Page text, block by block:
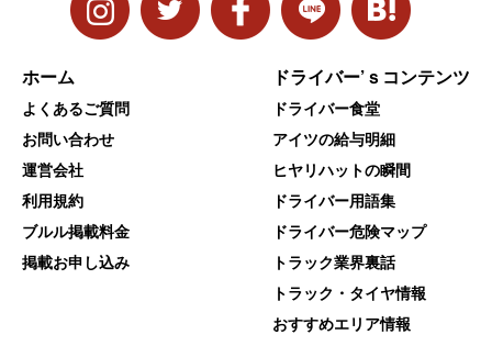
ホーム
よくあるご質問
お問い合わせ
運営会社
利用規約
ブルル掲載料金
掲載お申し込み
ドライバー’ｓコンテンツ
ドライバー食堂
アイツの給与明細
ヒヤリハットの瞬間
ドライバー用語集
ドライバー危険マップ
トラック業界裏話
トラック・タイヤ情報
おすすめエリア情報